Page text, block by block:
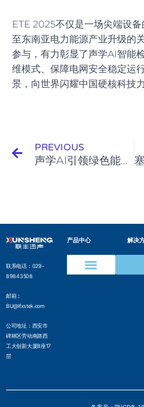
ETE 2025不仅是一场尖端设
至东南亚电力能源产业升级的
参与，有力彰显了声学AI智能
维模式、保障电网安全稳定运
景，向世界闪耀中国硬核科技力
PREVIOUS
声学AI引领绿色能源智慧运维新浪潮，联丰迅声亮相亚洲电力展储能展
联系电话：029-
89843508
邮箱：
BU@lfxstek.com
公司地址：西安市
碑林区劳动南路西
工大创新大厦B座17
层
产品中心 解决